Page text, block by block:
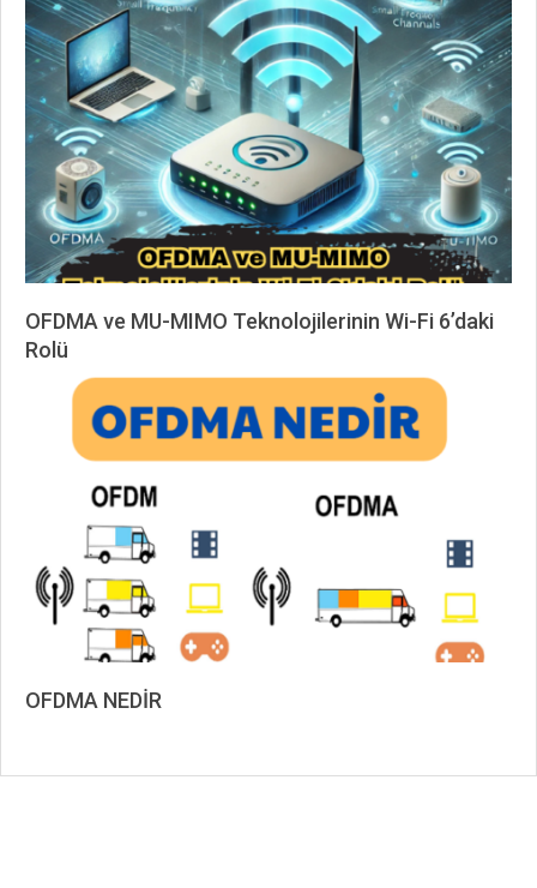
02-
17
OFDMA ve MU-MIMO Teknolojilerinin Wi-Fi 6’daki
Rolü
OFDMA NEDİR